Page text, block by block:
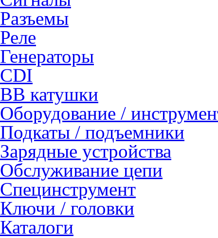
Разъемы
Реле
Генераторы
CDI
ВВ катушки
Оборудование /
Подкаты / подъемники
Зарядные устройства
Обслуживание цепи
Специнструмент
Ключи / головки
Каталоги